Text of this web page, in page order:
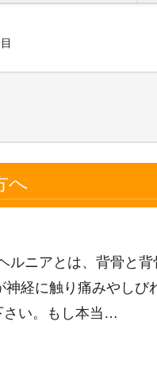
へ
ルニアとは、背骨と
経に触り痛みやしび
さい。もし本当…